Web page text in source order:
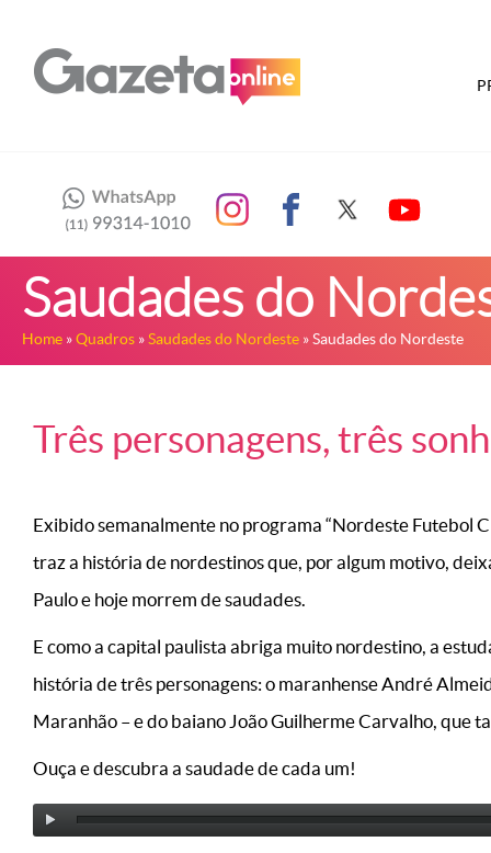
Saudades do
Home »Quadros »Saudades do Nordeste » Saudades do Nordeste
Três personagens, três
Exibido semanalmente no programa “Nordeste Futebol
traz a história de nordestinos que, por algum motivo,
Paulo e hoje morrem de saudades.
E como a capital paulista abriga muito nordestino, a
história de três personagens: o maranhense André
Maranhão – e do baiano João Guilherme Carvalho, que
Ouça e descubra a saudade de cada um!